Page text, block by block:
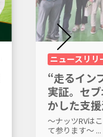
ニュースリリ
“走るイン
実証。セ
かした支
～ナッツRVは
て参ります～ ...